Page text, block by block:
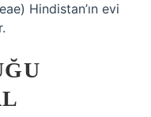
Hindistan’ın evi